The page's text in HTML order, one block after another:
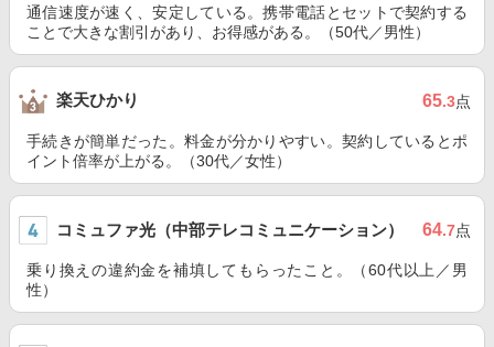
通信速度が速く、安定している。携帯電話とセットで契約する
ことで大きな割引があり、お得感がある。（50代／男性）
楽天ひかり 65.3点
手続きが簡単だった。料金が分かりやすい。契約しているとポ
イント倍率が上がる。（30代／女性）
コミュファ光（中部テレコミュニケーション） 64.7点
乗り換えの違約金を補填してもらったこと。（60代以上／男
性）